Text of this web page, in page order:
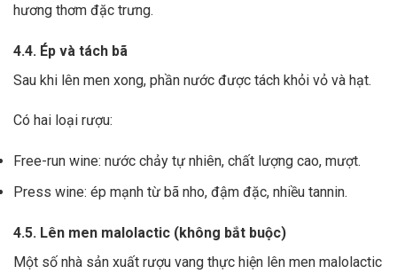
hương thơm đặc trưng.
4.4. Ép và tách bã
Sau khi lên men xong, phần nước được tách khỏi vỏ và hạt.
Có hai loại rượu:
Free-run wine: nước chảy tự nhiên, chất lượng cao, mượt.
Press wine: ép mạnh từ bã nho, đậm đặc, nhiều tannin.
4.5. Lên men malolactic (không bắt buộc)
Một số nhà sản xuất rượu vang thực hiện lên men malolactic